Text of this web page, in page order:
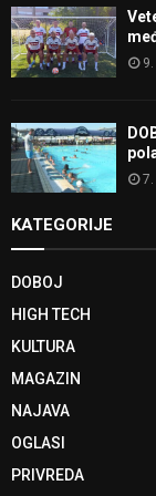
7.
KATEGORIJE
DOBOJ
HIGH TECH
KULTURA
MAGAZIN
NAJAVA
OGLASI
PRIVREDA